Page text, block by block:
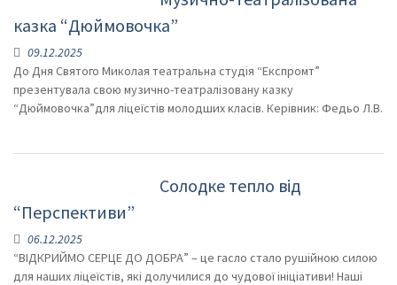
казка “Дюймовочка”
09.12.2025
До Дня Святого Миколая театральна студія “Експромт”
презентувала свою музично-театралізовану казку
“Дюймовочка”для ліцеїстів молодших класів. Керівник: Федьо Л.В.
Солодке тепло від
“Перспективи”
06.12.2025
“ВІДКРИЙМО СЕРЦЕ ДО ДОБРА” – це гасло стало рушійною силою
для наших ліцеїстів, які долучилися до чудової ініціативи! Наші